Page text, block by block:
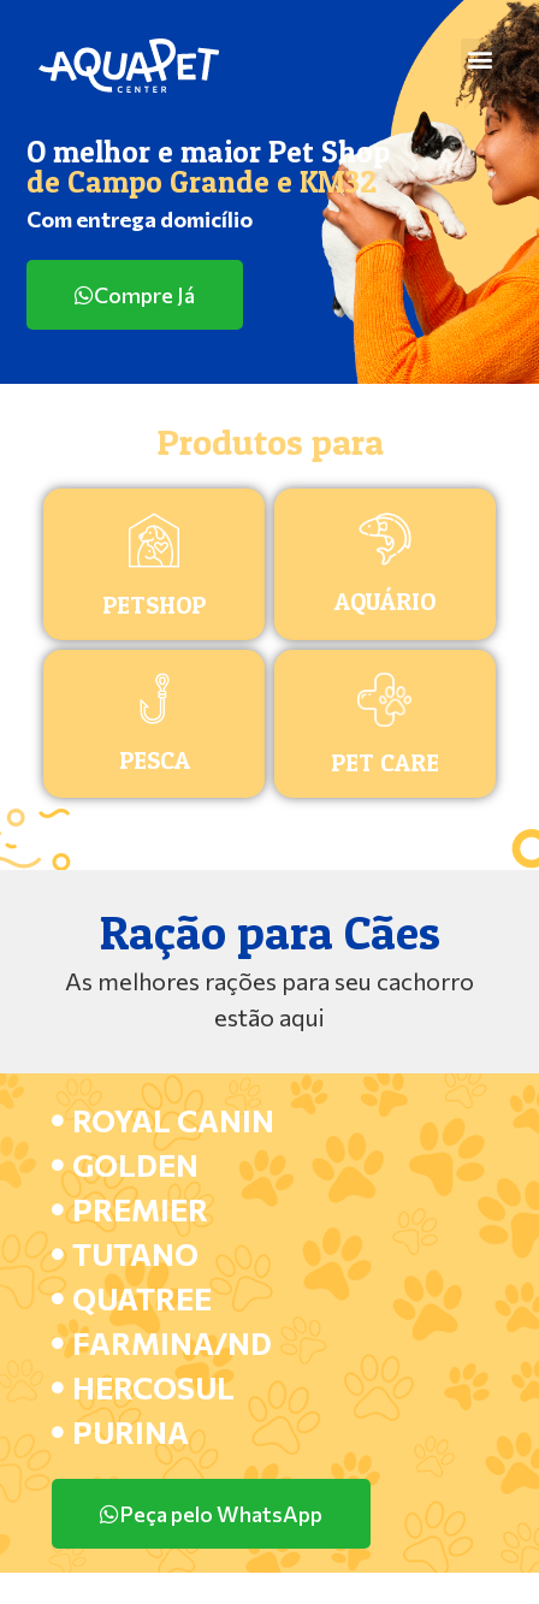
O melhor e maior Pet Shop
de Campo Grande e KM32
Com entrega domicílio
Compre Já
Produtos para
PETSHOP AQUÁRIO
PESCA PET CARE
Ração para Cães
As melhores rações para seu cachorro
estão aqui
ROYAL CANIN
GOLDEN
PREMIER
TUTANO
QUATREE
FARMINA/ND
HERCOSUL
PURINA
Peça pelo WhatsApp